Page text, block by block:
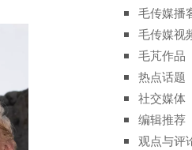
毛传媒播
毛传媒视
毛芃作品
热点话题
社交媒体
编辑推荐
观点与评